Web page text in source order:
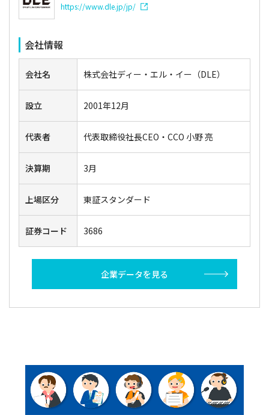
https://www.dle.jp/jp/
会社情報
会社名 株式会社ディー・エル・イー（DLE）
設立 2001年12月
代表者 代表取締役社長CEO・CCO 小野 亮
決算期 3月
上場区分 東証スタンダード
証券コード 3686
企業データを見る